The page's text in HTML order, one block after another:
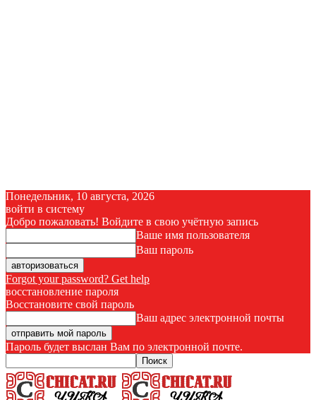
Понедельник, 10 августа, 2026
войти в систему
Добро пожаловать! Войдите в свою учётную запись
Ваше имя пользователя
Ваш пароль
Forgot your password? Get help
восстановление пароля
Восстановите свой пароль
Ваш адрес электронной почты
Пароль будет выслан Вам по электронной почте.